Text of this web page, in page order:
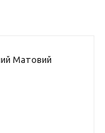
Матовий